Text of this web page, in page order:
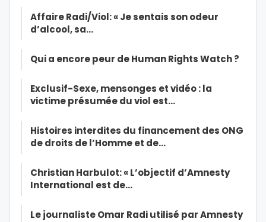
Affaire Radi/Viol: « Je sentais son odeur
d’alcool, sa…
Qui a encore peur de Human Rights Watch ?
Exclusif-Sexe, mensonges et vidéo : la
victime présumée du viol est…
Histoires interdites du financement des ONG
de droits de l’Homme et de…
Christian Harbulot: « L’objectif d’Amnesty
International est de…
Le journaliste Omar Radi utilisé par Amnesty